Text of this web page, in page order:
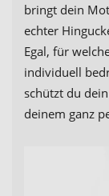
bringt dein
echter
Egal, für
individuell
schützt du
deinem ganz